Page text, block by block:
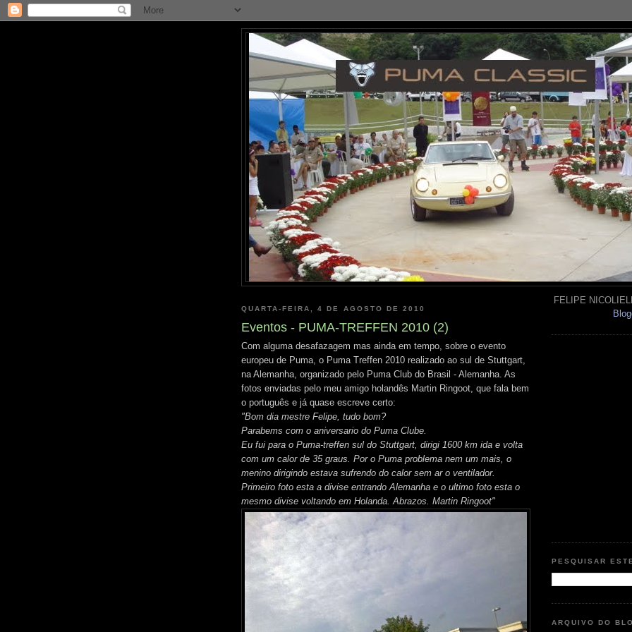
QUARTA-FEIRA, 4 DE AGOSTO DE 2010
Eventos - PUMA-TREFFEN 2010 (2)
Com alguma desafazagem mas ainda em tempo, sobre o evento
europeu de Puma, o Puma Treffen 2010 realizado ao sul de Stuttgart,
na Alemanha, organizado pelo Puma Club do Brasil - Alemanha. As
fotos enviadas pelo meu amigo holandês Martin Ringoot, que fala bem
o português e já quase escreve certo:
"Bom dia mestre Felipe, tudo bom?
Parabems com o aniversario do Puma Clube.
Eu fui para o Puma-treffen sul do Stuttgart, dirigi 1600 km ida e volta
com um calor de 35 graus. Por o Puma problema nem um mais, o
menino dirigindo estava sufrendo do calor sem ar o ventilador.
Primeiro foto esta a divise entrando Alemanha e o ultimo foto esta o
mesmo divise voltando em Holanda. Abrazos. Martin Ringoot"
FELIPE
PESQUISAR
ARQUIVO DO